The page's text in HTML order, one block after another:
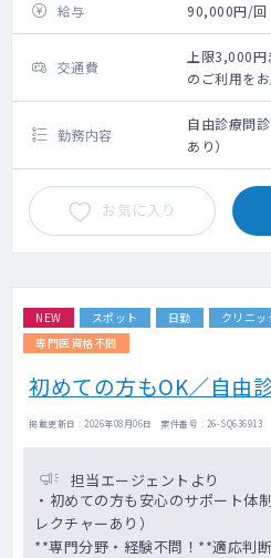
給与 90,000円/回
交通費
上限3,000
のご利用を
クシー利用
勤務内容
自由診療問
あり）
お気に入り
NEW スポット 日勤 クリニッ
専門医資格不問
初めての方もOK／自由
掲載更新日 : 2026年08月06日 案件番号 : 26-SQ636913
担当エージェントより
・初めての方も安心のサポート体
レクチャーあり）
**専門分野・経験不問！**適応判